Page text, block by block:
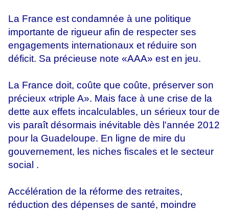
La France est condamnée à une politique
importante de rigueur afin de respecter ses
engagements internationaux et réduire son
déficit. Sa précieuse note «AAA» est en jeu.
La France doit, coûte que coûte, préserver son
précieux «triple A». Mais face à une crise de la
dette aux effets incalculables, un sérieux tour de
vis paraît désormais inévitable dès l'année 2012
pour la Guadeloupe. En ligne de mire du
gouvernement, les niches fiscales et le secteur
social .
Accélération de la réforme des retraites,
réduction des dépenses de santé, moindre